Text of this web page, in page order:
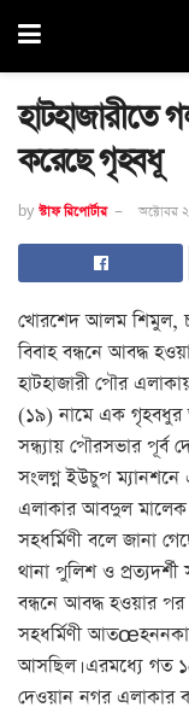
করেছে গৃহবধূ
by স্টাফ রিপোর্টার অক্টোবর
খোরশেদ আলম শিমুল,
বিবাহ বন্ধনে আবদ্ধ
হাটহাজারী পৌর
(১৯) নামে এক গৃহবধুর
সন্ধ্যায় পৌরসভার পূর্ব
সংলগ্ন ইউচুপ
এলাকার আবদুল
সহধর্মিণী বলে জানা
থানা পুলিশ ও
বন্ধনে আবদ্ধ হওয়ার
সহধর্মিণী
আসছিল। এরমধ্যে গত
দেওয়ান নগর এলাকার